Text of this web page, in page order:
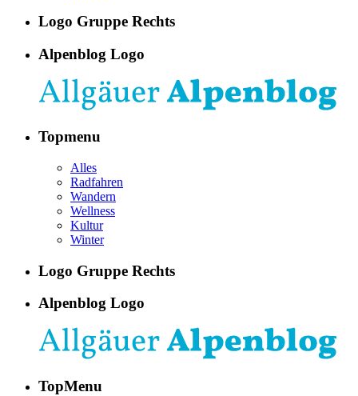
Logo Gruppe Rechts
Alpenblog Logo
Topmenu
Alles
Radfahren
Wandern
Wellness
Kultur
Winter
Logo Gruppe Rechts
Alpenblog Logo
TopMenu